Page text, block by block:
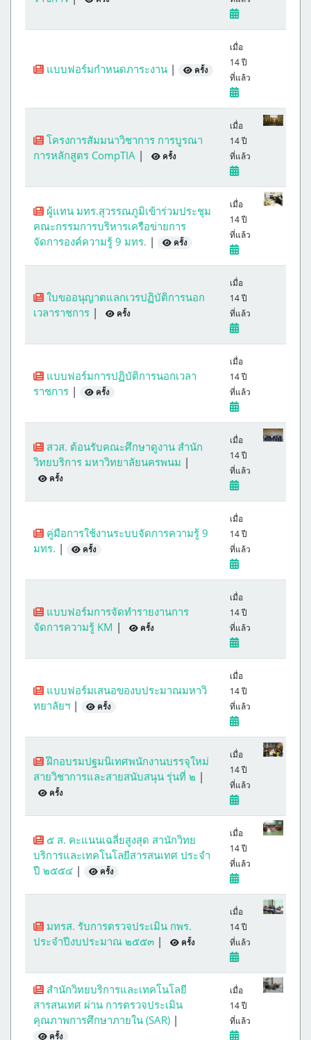
แบบฟอร์มกำหนดภาระงาน | ครั้ง
เมื่อ
14 ปี
ที่แล้ว
โครงการสัมมนาวิชาการ การบูรณา
การหลักสูตร CompTIA | ครั้ง
เมื่อ
14 ปี
ที่แล้ว
ผู้แทน มทร.สุวรรณภูมิเข้าร่วมประชุม
คณะกรรมการบริหารเครือข่ายการ
จัดการองค์ความรู้ 9 มทร. | ครั้ง
เมื่อ
14 ปี
ที่แล้ว
ใบขออนุญาตแลกเวรปฏิบัติการนอก
เวลาราชการ | ครั้ง
เมื่อ
14 ปี
ที่แล้ว
แบบฟอร์มการปฏิบัติการนอกเวลา
ราชการ | ครั้ง
เมื่อ
14 ปี
ที่แล้ว
สวส. ต้อนรับคณะศึกษาดูงาน สำนัก
วิทยบริการ มหาวิทยาลัยนครพนม |
ครั้ง
เมื่อ
14 ปี
ที่แล้ว
คู่มือการใช้งานระบบจัดการความรู้ 9
มทร. | ครั้ง
เมื่อ
14 ปี
ที่แล้ว
แบบฟอร์มการจัดทำรายงานการ
จัดการความรู้ KM | ครั้ง
เมื่อ
14 ปี
ที่แล้ว
แบบฟอร์มเสนอของบประมาณมหาวิ
ทยาลัยฯ | ครั้ง
เมื่อ
14 ปี
ที่แล้ว
ฝึกอบรมปฐมนิเทศพนักงานบรรจุใหม่
สายวิชาการและสายสนับสนุน รุ่นที่ ๒ |
ครั้ง
เมื่อ
14 ปี
ที่แล้ว
๕ ส. คะแนนเฉลี่ยสูงสุด สานักวิทย
บริการและเทคโนโลยีสารสนเทศ ประจำ
ปี ๒๕๕๔ | ครั้ง
เมื่อ
14 ปี
ที่แล้ว
มทรส. รับการตรวจประเมิน กพร.
ประจำปีงบประมาณ ๒๕๕๓ | ครั้ง
เมื่อ
14 ปี
ที่แล้ว
สำนักวิทยบริการและเทคโนโลยี
สารสนเทศ ผ่าน การตรวจประเมิน
คุณภาพการศึกษาภายใน (SAR) |
ครั้ง
เมื่อ
14 ปี
ที่แล้ว